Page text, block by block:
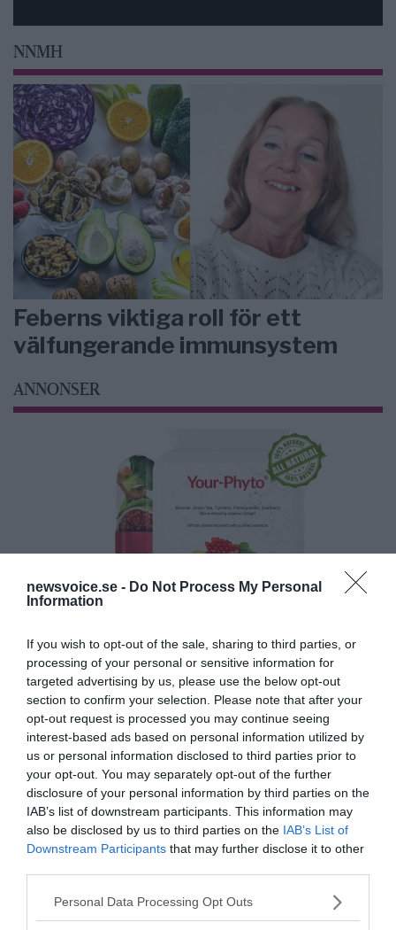
newsvoice.se - Do Not Process My Personal
Information
If you wish to opt-out of the sale, sharing to third parties, or
processing of your personal or sensitive information for
targeted advertising by us, please use the below opt-out
section to confirm your selection. Please note that after your
opt-out request is processed you may continue seeing
interest-based ads based on personal information utilized by
us or personal information disclosed to third parties prior to
your opt-out. You may separately opt-out of the further
disclosure of your personal information by third parties on the
IAB’s list of downstream participants. This information may
also be disclosed by us to third parties on the IAB’s List of
Downstream Participants that may further disclose it to other
Please note that this website/app uses one or more Google
Personal Data Processing Opt Outs
NNMH
Feberns viktiga roll för ett
välfungerande immunsystem
ANNONSER
MEDIA PARTNERS